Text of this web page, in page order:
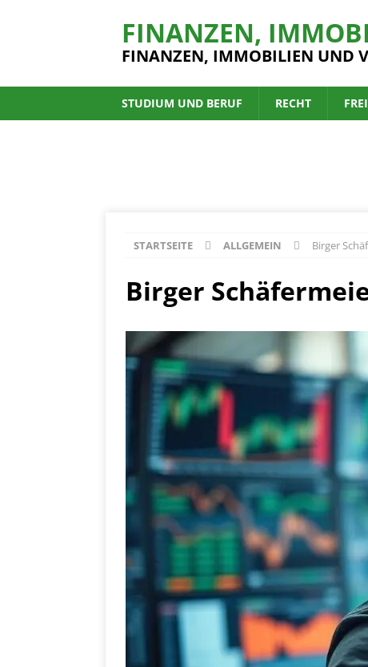
FINANZEN,
FINANZEN, IMMOBILIEN UND
STUDIUM UND BERUF RECHT
STARTSEITE ALLGEMEIN Birger
Birger